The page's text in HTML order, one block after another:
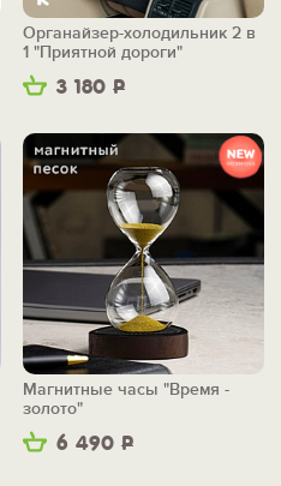
3 180 Р
Органайзер-холодильник 2 в
1 "Приятной дороги"
6 490 Р
Магнитные часы "Время -
золото"